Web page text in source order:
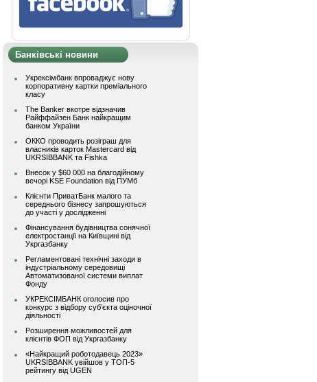
Банківські новини
Укрексімбанк впроваджує нову
корпоративну картки преміального
класу
The Banker вкотре відзначив
Райффайзен Банк найкращим
банком України
ОККО проводить розіграш для
власників карток Mastercard від
UKRSIBBANK та Fishka
Внесок у $60 000 на благодійному
вечорі KSE Foundation від ПУМб
Клієнти ПриватБанк малого та
середнього бізнесу запрошуються
до участі у дослідженні
Фінансування будівництва сонячної
електростанції на Київщині від
Укргазбанку
Регламентовані технічні заходи в
індустріальному середовищі
Автоматизованої системи виплат
Фонду
УКРЕКСІМБАНК оголосив про
конкурс з відбору суб’єкта оціночної
діяльності
Розширення можливостей для
клієнтів ФОП від Укргазбанку
«Найкращий роботодавець 2023»
UKRSIBBANK увійшов у ТОП-5
рейтингу від UGEN